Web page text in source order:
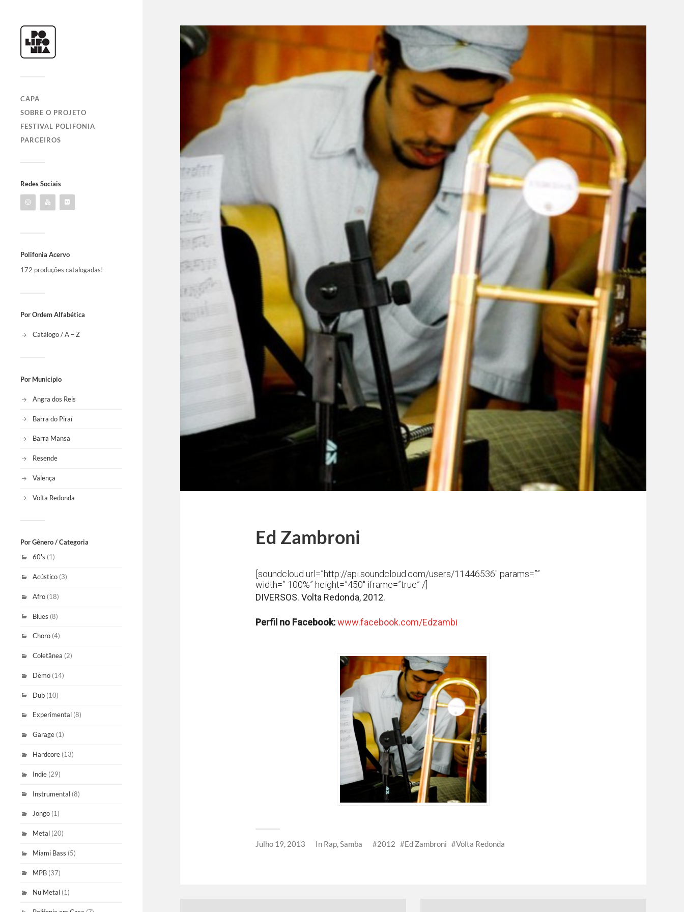
CAPA
SOBRE O PROJETO
FESTIVAL POLIFONIA
PARCEIROS
Redes Sociais
Polifonia Acervo
172 produções catalogadas!
Por Ordem Alfabética
Catálogo / A – Z
Por Município
Angra dos Reis
Barra do Piraí
Barra Mansa
Resende
Valença
Volta Redonda
Por Gênero / Categoria
60's (1)
Acústico (3)
Afro (18)
Blues (8)
Choro (4)
Coletânea (2)
Demo (14)
Dub (10)
Experimental (8)
Garage (1)
Hardcore (13)
Indie (29)
Instrumental (8)
Jongo (1)
Metal (20)
Miami Bass (5)
MPB (37)
Nu Metal (1)
Ed Zambroni
[soundcloud url=”http://api.soundcloud.com/users/11446536″ params=””
width=” 100%” height=”450″ iframe=”true” /]
DIVERSOS. Volta Redonda, 2012.
Perfil no Facebook:www.facebook.com/Edzambi
Julho 19, 2013 In Rap,Samba 2012 Ed Zambroni Volta Redonda